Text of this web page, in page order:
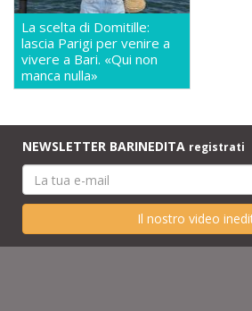
La scelta di Domitille:
lascia Parigi per venire a
vivere a Bari. «Qui non
manca nulla»
NEWSLETTER BARINEDITA registrati
Il nostro video